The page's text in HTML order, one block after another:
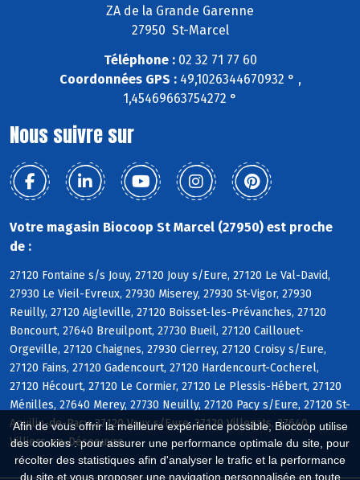
Afin de vous offrir la meilleure expérience possible, Biocoop utilise
des cookies : pour assurer une performance optimale du site, pour
récolter des statistiques afin d'analyser le trafic et la performance
du site et vous proposer une navigation personnalisée en toute
ZA de la Grande Garenne
27950 St-Marcel
Téléphone :02 32 71 77 60
Coordonnées GPS :49,1026344670932 ° ,
1,45469663754272 °
Nous suivre sur
Votre magasin Biocoop St Marcel (27950) est proche
de :
27120 Fontaine s/s Jouy, 27120 Jouy s/Eure, 27120 Le Val-David,
27930 Le Vieil-Evreux, 27930 Miserey, 27930 St-Vigor, 27930
Reuilly, 27120 Aigleville, 27120 Boisset-les-Prévanches, 27120
Boncourt, 27640 Breuilpont, 27730 Bueil, 27120 Caillouet-
Orgeville, 27120 Chaignes, 27930 Cierrey, 27120 Croisy s/Eure,
27120 Fains, 27120 Gadencourt, 27120 Hardencourt-Cocherel,
27120 Hécourt, 27120 Le Cormier, 27120 Le Plessis-Hébert, 27120
Ménilles, 27640 Merey, 27730 Neuilly, 27120 Pacy s/Eure, 27120 St-
Aquilin-de-Pacy, 27120 Vaux s/Eure, 27120 Villegats, 27640
Villiers-en-Désoeuvre